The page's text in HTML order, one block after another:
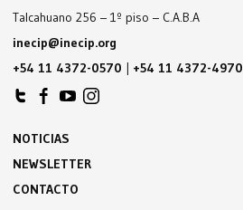
Talcahuano 256 – 1º piso – C.A.B.A
inecip@inecip.org
+54 11 4372-0570 | +54 11 4372-4970
NOTICIAS
NEWSLETTER
CONTACTO